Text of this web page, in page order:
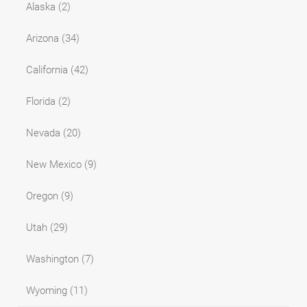
Alaska (2)
Arizona (34)
California (42)
Florida (2)
Nevada (20)
New Mexico (9)
Oregon (9)
Utah (29)
Washington (7)
Wyoming (11)